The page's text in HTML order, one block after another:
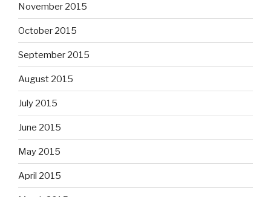
November 2015
October 2015
September 2015
August 2015
July 2015
June 2015
May 2015
April 2015